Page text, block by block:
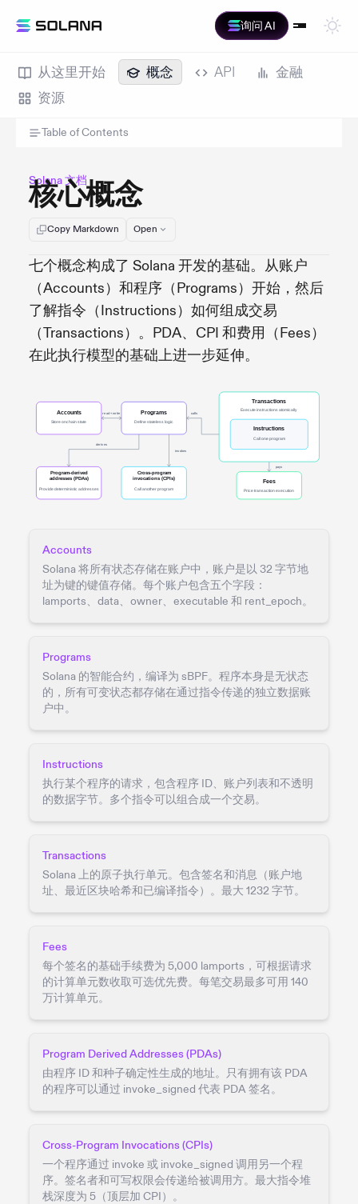
询问 AI
从这里开始 概念 API
金融
资源
Table of Contents
Solana 文档
核心概念
Copy Markdown Open
七个概念构成了 Solana 开发的基础。从账户
（Accounts）和程序（Programs）开始，然后
了解指令（Instructions）如何组成交易
（Transactions）。PDA、CPI 和费用（Fees）
在此执行模型的基础上进一步延伸。
Accounts
Solana 将所有状态存储在账户中，账户是以 32 字节地
址为键的键值存储。每个账户包含五个字段：
lamports、data、owner、executable 和 rent_epoch。
Programs
Solana 的智能合约，编译为 sBPF。程序本身是无状态
的，所有可变状态都存储在通过指令传递的独立数据账
户中。
Instructions
执行某个程序的请求，包含程序 ID、账户列表和不透明
的数据字节。多个指令可以组合成一个交易。
Transactions
Solana 上的原子执行单元。包含签名和消息（账户地
址、最近区块哈希和已编译指令）。最大 1232 字节。
Fees
每个签名的基础手续费为 5,000 lamports，可根据请求
的计算单元数收取可选优先费。每笔交易最多可用 140
万计算单元。
Program Derived Addresses (PDAs)
由程序 ID 和种子确定性生成的地址。只有拥有该 PDA
的程序可以通过 invoke_signed 代表 PDA 签名。
Cross-Program Invocations (CPIs)
一个程序通过 invoke 或 invoke_signed 调用另一个程
序。签名者和可写权限会传递给被调用方。最大指令堆
栈深度为 5（顶层加 CPI）。